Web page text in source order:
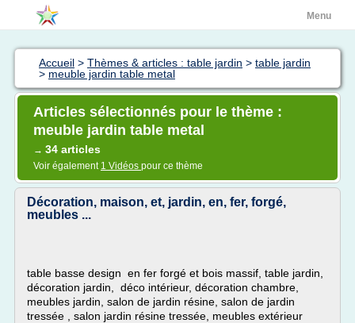
Menu
Accueil > Thèmes & articles : table jardin > table jardin
> meuble jardin table metal
Articles sélectionnés pour le thème :
meuble jardin table metal
→ 34 articles
Voir également 1 Vidéos pour ce thème
Décoration, maison, et, jardin, en, fer, forgé,
meubles ...
table basse design en fer forgé et bois massif, table jardin,
décoration jardin, déco intérieur, décoration chambre,
meubles jardin, salon de jardin résine, salon de jardin
tressée , salon jardin résine tressée, meubles extérieur